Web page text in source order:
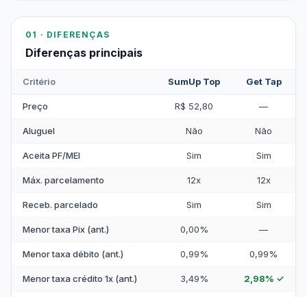
01 · DIFERENÇAS
Diferenças principais
Critério SumUp Top Get Tap
Preço R$ 52,80 —
Aluguel Não Não
Aceita PF/MEI Sim Sim
Máx. parcelamento 12x 12x
Receb. parcelado Sim Sim
Menor taxa Pix (ant.) 0,00% —
Menor taxa débito (ant.) 0,99% 0,99%
Menor taxa crédito 1x (ant.) 3,49% 2,98% ✓